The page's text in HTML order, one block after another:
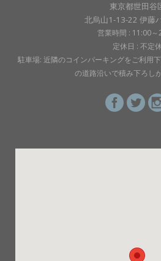
東京都世田谷
北烏山1-13-22 伊藤
営業時間 : 11:00～
定休日 : 不定休
駐車場: 近隣のコインパーキングをご利用
の道路沿いで積み下ろし